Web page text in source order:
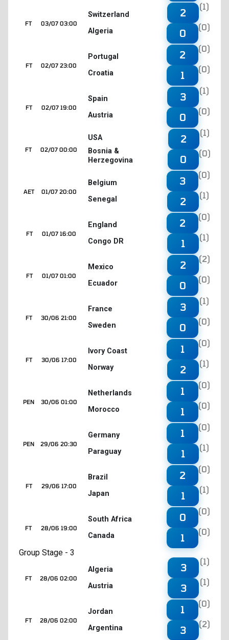
03/07 03:00
FT
Switzerland
Algeria
2
(1)
0
(0)
02/07 23:00
FT
Portugal
Croatia
2
(0)
1
(0)
02/07 19:00
FT
Spain
Austria
3
(1)
0
(0)
02/07 00:00
FT
USA
Bosnia &
Herzegovina
2
(1)
0
(0)
01/07 20:00
AET
Belgium
Senegal
3
(0)
2
(1)
01/07 16:00
FT
England
Congo DR
2
(0)
1
(1)
01/07 01:00
FT
Mexico
Ecuador
2
(2)
0
(0)
30/06 21:00
FT
France
Sweden
3
(1)
0
(0)
30/06 17:00
FT
Ivory Coast
Norway
1
(0)
2
(1)
30/06 01:00
PEN
Netherlands
Morocco
1
(0)
1
(0)
29/06 20:30
PEN
Germany
Paraguay
1
(0)
1
(1)
29/06 17:00
FT
Brazil
Japan
2
(0)
1
(1)
28/06 19:00
FT
South Africa
Canada
0
(0)
1
(0)
Group Stage - 3
28/06 02:00
FT
Algeria
Austria
3
(1)
3
(1)
28/06 02:00
FT
Jordan
Argentina
1
(0)
3
(2)